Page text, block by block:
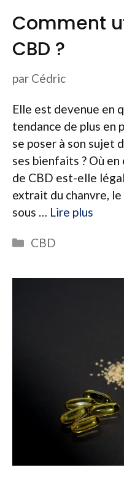
Comment
CBD ?
par Cédric
Elle est devenue en
tendance de plus en
se poser à son sujet
ses bienfaits ? Où en
de CBD est-elle
extrait du chanvre,
sous … Lire plus
Catégories
CBD